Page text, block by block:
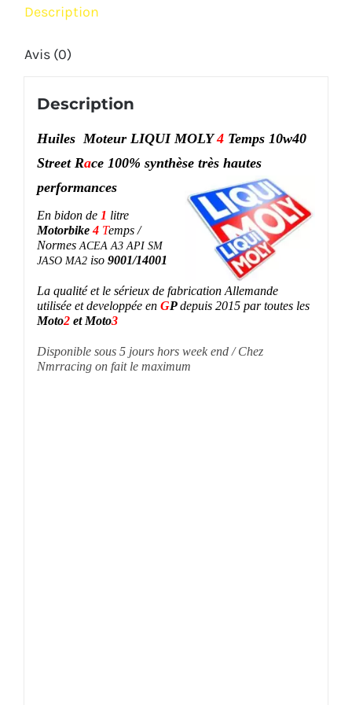
Description
Avis (0)
Description
Huiles Moteur LIQUI MOLY 4 Temps 10w40
Street Race 100% synthèse trèshautes
performances
En bidon de 1 litre
Motorbike 4Temps /
Normes ACEA A3 API SM
JASO MA2iso 9001/14001
La qualité et le sérieux de fabrication Allemande
utilisée et developpée en GP depuis 2015 par toutes les
Moto2 et Moto3
Disponible sous 5 jours hors week end / Chez
Nmrracing on fait le maximum